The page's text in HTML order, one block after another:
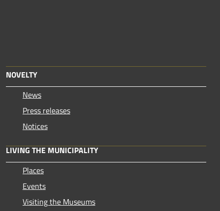
NOVELTY
News
Press releases
Notices
LIVING THE MUNICIPALITY
Places
Events
Visiting the Museums